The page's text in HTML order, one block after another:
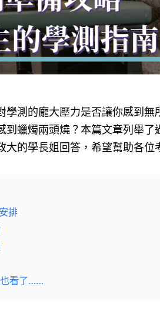
學測的龐大壓力是否讓你感到
到蠟燭兩頭燒？本篇文章列舉
大的學長姐回答，希望幫助各位
排
看了……